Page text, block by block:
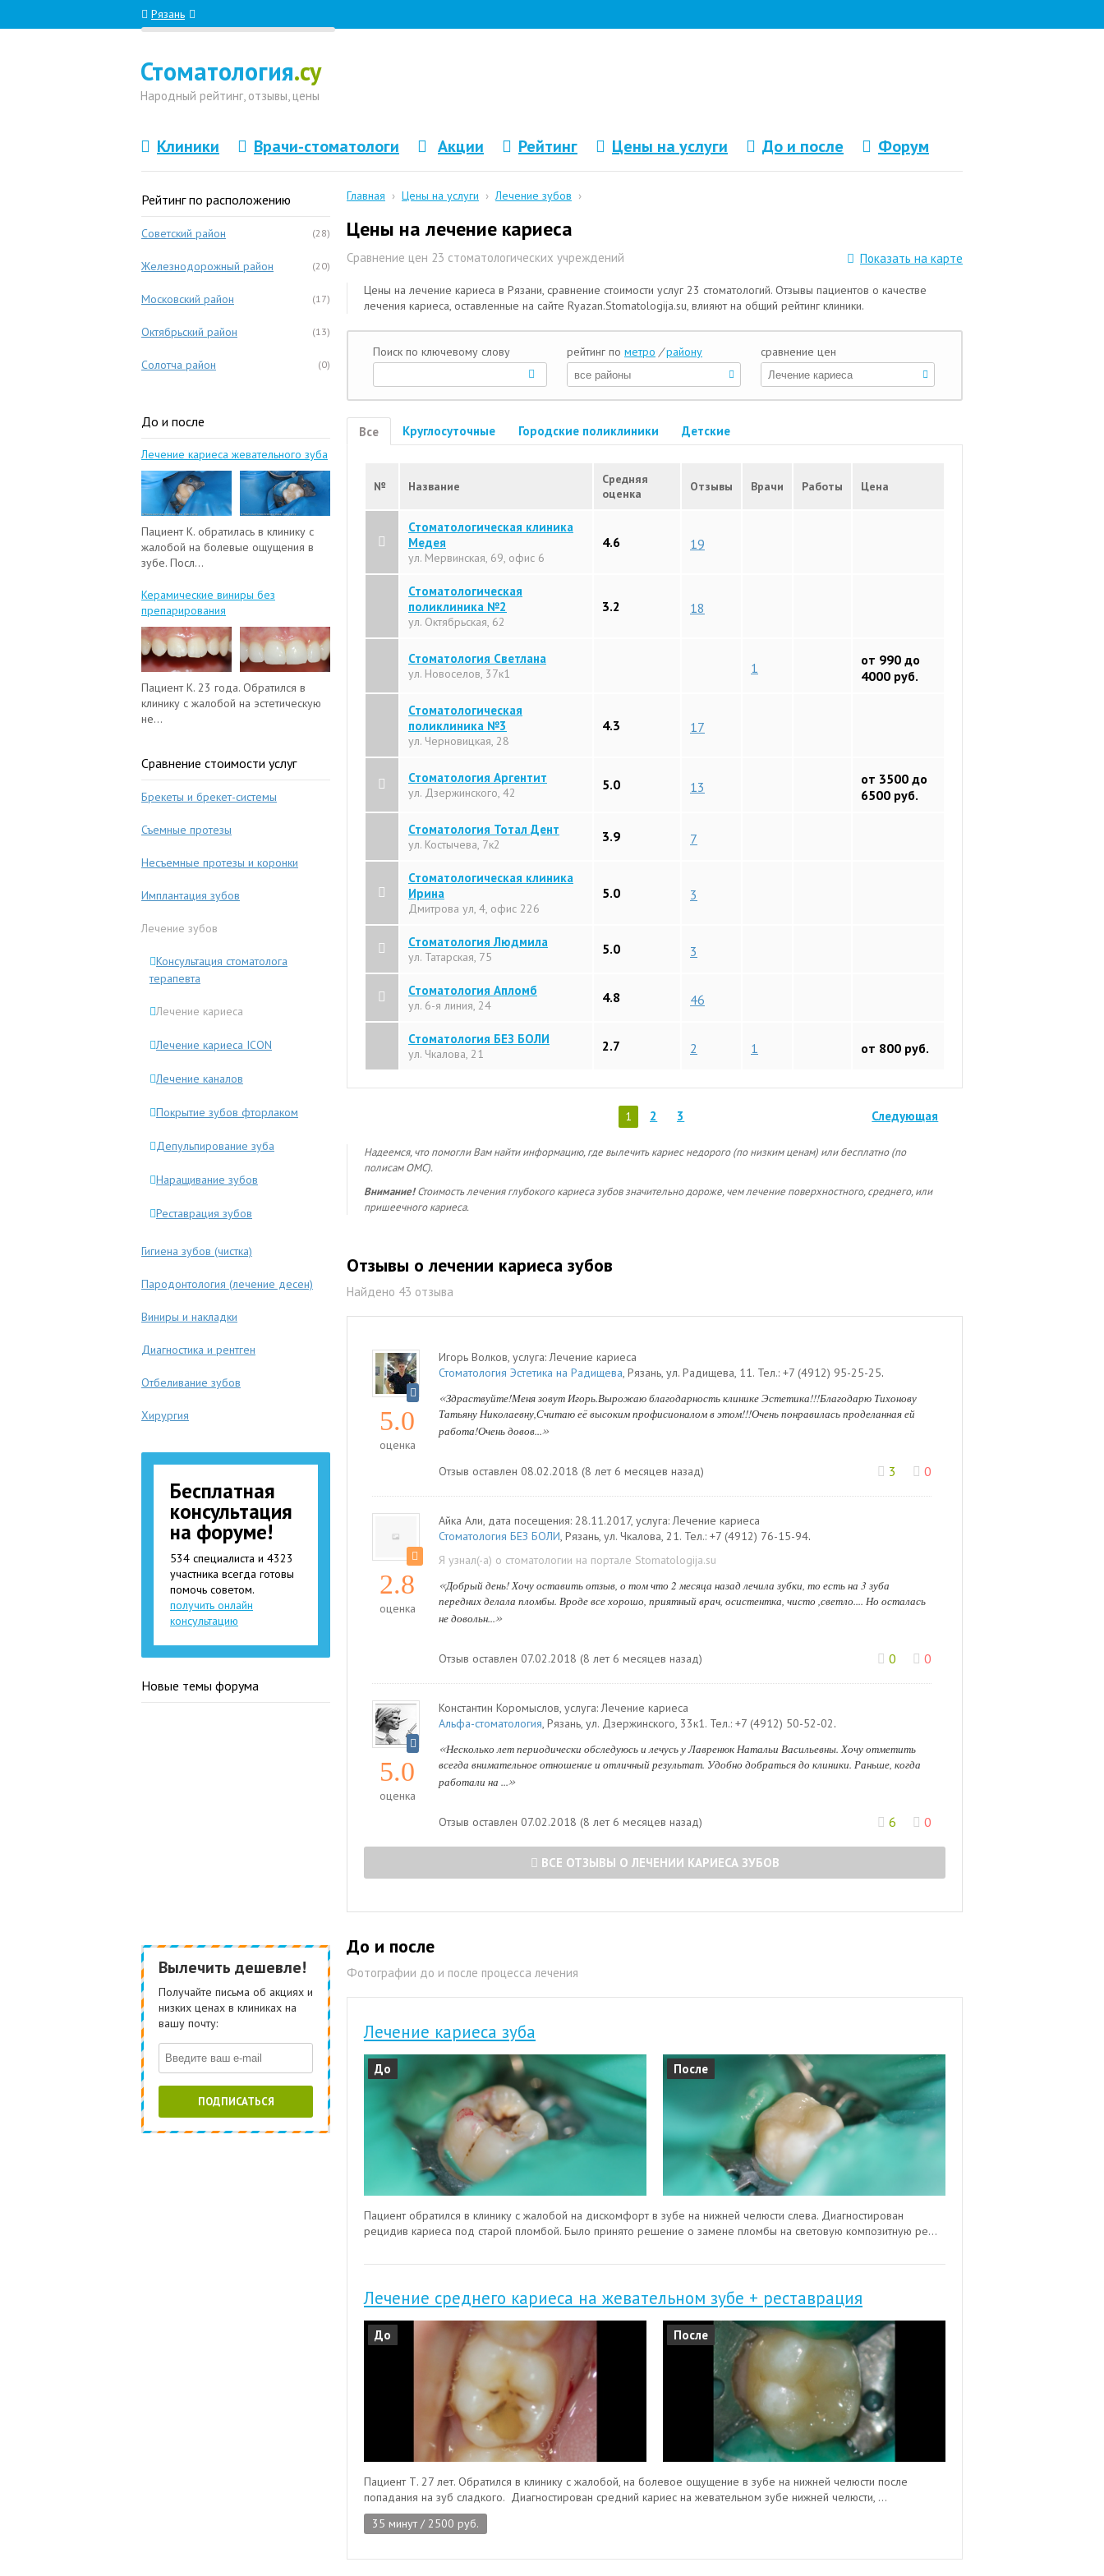
Рязань
Стоматология.су
Народный рейтинг, отзывы, цены
Клиники Врачи-стоматологи Акции Рейтинг Цены на услуги До и после Форум
Главная › Цены на услуги › Лечение зубов ›
Цены на лечение кариеса
Сравнение цен 23 стоматологических учреждений Показать на карте
Цены на лечение кариеса в Рязани, сравнение стоимости услуг 23 стоматологий. Отзывы пациентов о качестве
лечения кариеса, оставленные на сайте Ryazan.Stomatologija.su, влияют на общий рейтинг клиники.
Все Круглосуточные Городские поликлиники Детские
№ Название
Средняя
оценка
Отзывы Врачи Работы Цена
Стоматологическая клиника
Медея
ул. Мервинская, 69, офис 6
4.6 19
Стоматологическая
поликлиника №2
ул. Октябрьская, 62
3.2 18
Стоматология Светлана
ул. Новоселов, 37к1 1
от 990 до
4000 руб.
Стоматологическая
поликлиника №3
ул. Черновицкая, 28
4.3 17
Стоматология Аргентит
ул. Дзержинского, 42 5.0 13
от 3500 до
6500 руб.
Стоматология Тотал Дент
ул. Костычева, 7к2 3.9 7
Стоматологическая клиника
Ирина
Дмитрова ул, 4, офис 226
5.0 3
Стоматология Людмила
ул. Татарская, 75 5.0 3
Стоматология Апломб
ул. 6-я линия, 24 4.8 46
Стоматология БЕЗ БОЛИ
ул. Чкалова, 21 2.7 2 1 от 800 руб.
1 2 3 Следующая
Надеемся, что помогли Вам найти информацию, где вылечить кариес недорого (по низким ценам) или бесплатно (по
полисам ОМС).
Внимание!Стоимость лечения глубокого кариеса зубов значительно дороже, чем лечение поверхностного, среднего, или
пришеечного кариеса.
Отзывы о лечении кариеса зубов
Найдено 43 отзыва
5.0
оценка
Игорь Волков, услуга:Лечение кариеса
Стоматология Эстетика на Радищева, Рязань, ул. Радищева, 11. Тел.: +7 (4912) 95-25-25.
«Здраствуйте!Меня зовут Игорь.Вырожаю благодарность клинике Эстетика!!!Благодарю Тихонову
Татьяну Николаевну,Считаю её высоким профисионалом в этом!!!Очень понравилась проделанная ей
работа!Очень довов...»
Отзыв оставлен 08.02.2018 (8 лет 6 месяцев назад) 3 0
2.8
оценка
Айка Али, дата посещения: 28.11.2017, услуга:Лечение кариеса
Стоматология БЕЗ БОЛИ, Рязань, ул. Чкалова, 21. Тел.: +7 (4912) 76-15-94.
Я узнал(-а) о стоматологии на портале Stomatologija.su
«Добрый день! Хочу оставить отзыв, о том что 2 месяца назад лечила зубки, то есть на 3 зуба
передних делала пломбы. Вроде все хорошо, приятный врач, осистентка, чисто ,светло.... Но осталась
не довольн...»
Отзыв оставлен 07.02.2018 (8 лет 6 месяцев назад) 0 0
5.0
оценка
Константин Коромыслов, услуга:Лечение кариеса
Альфа-стоматология, Рязань, ул. Дзержинского, 33к1. Тел.: +7 (4912) 50-52-02.
«Несколько лет периодически обследуюсь и лечусь у Лавренюк Натальи Васильевны. Хочу отметить
всегда внимательное отношение и отличный результат. Удобно добраться до клиники. Раньше, когда
работали на ...»
Отзыв оставлен 07.02.2018 (8 лет 6 месяцев назад) 6 0
ВСЕ ОТЗЫВЫ О ЛЕЧЕНИИ КАРИЕСА ЗУБОВ
До и после
Фотографии до и после процесса лечения
Лечение кариеса зуба
До После
Пациент обратился в клинику с жалобой на дискомфорт в зубе на нижней челюсти слева. Диагностирован
рецидив кариеса под старой пломбой. Было принято решение о замене пломбы на световую композитную ре...
Лечение среднего кариеса на жевательном зубе + реставрация
До После
Пациент Т. 27 лет. Обратился в клинику с жалобой, на болевое ощущение в зубе на нижней челюсти после
попадания на зуб сладкого. Диагностирован средний кариес на жевательном зубе нижней челюсти, ...
35 минут / 2500 руб.
Поиск по ключевому слову рейтинг по метро / району сравнение цен
Рейтинг по расположению
(28)
Советский район
(20)
Железнодорожный район
(17)
Московский район
(13)
Октябрьский район
(0)
Солотча район
До и после
Лечение кариеса жевательного зуба
Пациент К. обратилась в клинику с
жалобой на болевые ощущения в
зубе. Посл...
Керамические виниры без
препарирования
Пациент К. 23 года. Обратился в
клинику с жалобой на эстетическую
не...
Сравнение стоимости услуг
Брекеты и брекет-системы
Съемные протезы
Несъемные протезы и коронки
Имплантация зубов
Лечение зубов
Консультация стоматолога
терапевта
Лечение кариеса
Лечение кариеса ICON
Лечение каналов
Покрытие зубов фторлаком
Депульпирование зуба
Наращивание зубов
Реставрация зубов
Гигиена зубов (чистка)
Пародонтология (лечение десен)
Виниры и накладки
Диагностика и рентген
Отбеливание зубов
Хирургия
Бесплатная
консультация
на форуме!
534 специалиста и 4323
участника всегда готовы
помочь советом.
получить онлайн
консультацию
Новые темы форума
Вылечить дешевле!
Получайте письма об акциях и
низких ценах в клиниках на
вашу почту:
ПОДПИСАТЬСЯ